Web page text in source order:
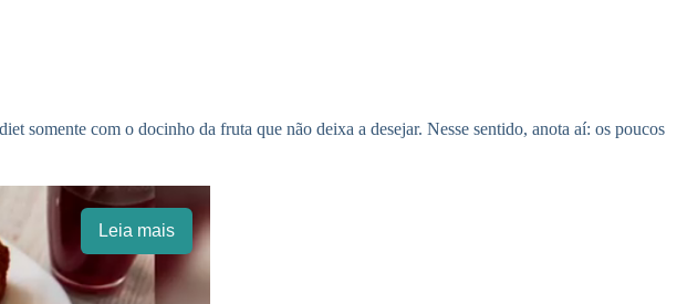
somente com o docinho da fruta que não deixa a desejar. Nesse sentido, anota aí: os poucos
Leia mais